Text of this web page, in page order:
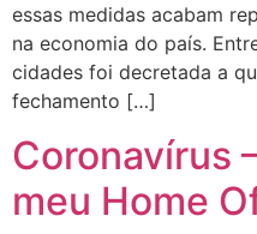
essas medidas acabam
na economia do país.
cidades foi decretada a
fechamento […]
Coronavírus
meu Home